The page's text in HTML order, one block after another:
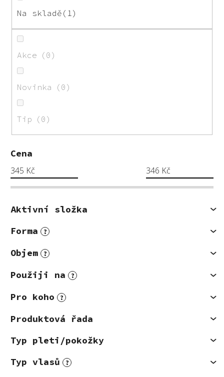
Na skladě 1
Akce 0
Novinka 0
Tip 0
Cena
345 Kč 346 Kč
Aktivní složka
Forma
?
Objem ?
Použiji na ?
Pro koho ?
Produktová řada
Typ pleti/pokožky
Typ vlasů
?